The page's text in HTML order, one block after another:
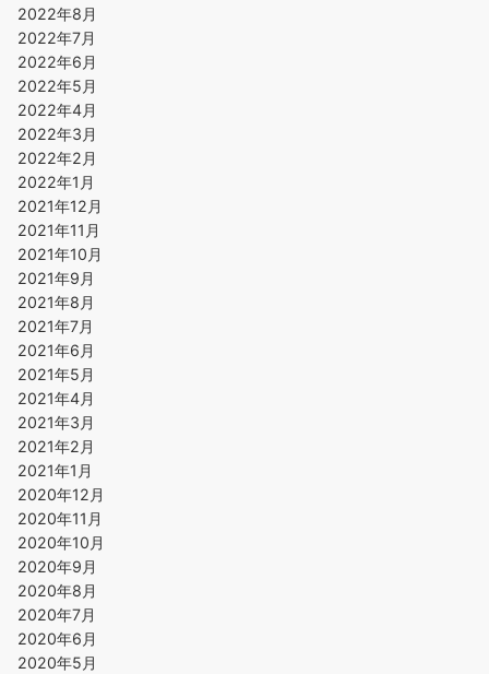
2022年8月
2022年7月
2022年6月
2022年5月
2022年4月
2022年3月
2022年2月
2022年1月
2021年12月
2021年11月
2021年10月
2021年9月
2021年8月
2021年7月
2021年6月
2021年5月
2021年4月
2021年3月
2021年2月
2021年1月
2020年12月
2020年11月
2020年10月
2020年9月
2020年8月
2020年7月
2020年6月
2020年5月